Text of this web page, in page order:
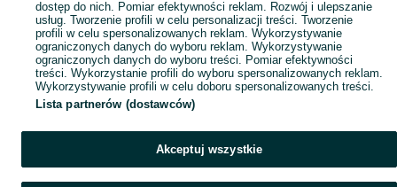
dostęp do nich. Pomiar efektywności reklam. Rozwój i ulepszanie
usług. Tworzenie profili w celu personalizacji treści. Tworzenie
profili w celu spersonalizowanych reklam. Wykorzystywanie
ograniczonych danych do wyboru reklam. Wykorzystywanie
ograniczonych danych do wyboru treści. Pomiar efektywności
treści. Wykorzystanie profili do wyboru spersonalizowanych reklam.
Wykorzystywanie profili w celu doboru spersonalizowanych treści.
Lista partnerów (dostawców)
Akceptuj wszystkie